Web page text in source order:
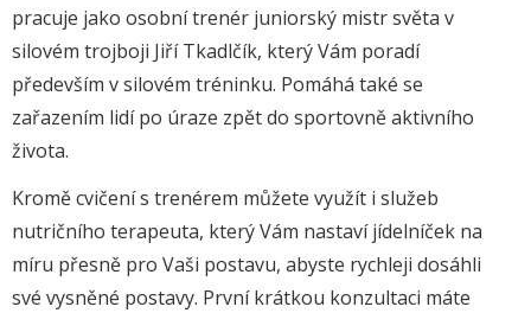
pracuje jako osobní trenér juniorský mistr světa v
silovém trojboji Jiří Tkadlčík, který Vám poradí
především v silovém tréninku. Pomáhá také se
zařazením lidí po úraze zpět do sportovně aktivního
života.
Kromě cvičení s trenérem můžete využít i služeb
nutričního terapeuta, který Vám nastaví jídelníček na
míru přesně pro Vaši postavu, abyste rychleji dosáhli
své vysněné postavy. První krátkou konzultaci máte